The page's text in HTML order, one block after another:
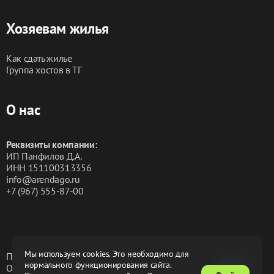
Мы используем cookies. Это необходимо для
нормального функционирования сайта.
Хозяевам жилья
Как сдать жилье
Группа хостов в ТГ
О нас
Реквизиты компании:
ИП Панфилов Д.А.
ИНН 151100313356
info@arendago.ru
+7 (967) 555-87-00
Политика конфиденциальности
Обработка персональных данных